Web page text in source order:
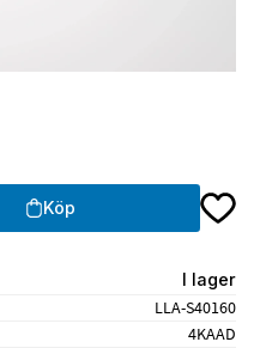
Köp Lägg
I lager
LLA-S40160
4KAAD